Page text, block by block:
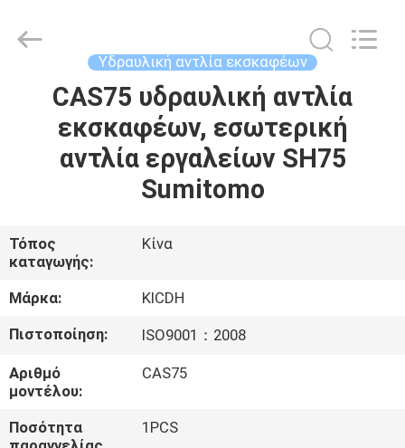
ΣΠΊΤΙ
ΠΡΟΪΌΝΤΑ
ΕΜΕΊΣ
ΓΎΡΟΣ
ΕΡΓΟΣΤΑΣΊΩΝ
ΠΟΙΟΤΙΚΌΣ
ΈΛΕΓΧΟΣ
Management
Services
Υδραυλική αντλία εκσκαφέων
CAS75 υδραυλική αντλία
εκσκαφέων, εσωτερική
αντλία εργαλείων SH75
Sumitomo
Τόπος
καταγωγής:
Κίνα
Μάρκα:
KICDH
Πιστοποίηση:
ISO9001：2008
Αριθμό
μοντέλου:
CAS75
Ποσότητα
1PCS